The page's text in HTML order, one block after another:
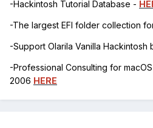
-Hackintosh Tutorial Database -
-The largest EFI folder collection
-Support Olarila Vanilla Hackintosh
-Professional Consulting for
2006 HERE